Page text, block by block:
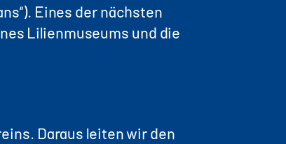
Eines der nächsten
Lilienmuseums und die
Daraus leiten wir den